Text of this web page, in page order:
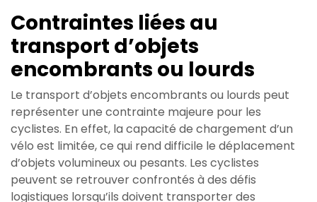
Contraintes liées au
transport d’objets
encombrants ou lourds
Le transport d’objets encombrants ou lourds peut
représenter une contrainte majeure pour les
cyclistes. En effet, la capacité de chargement d’un
vélo est limitée, ce qui rend difficile le déplacement
d’objets volumineux ou pesants. Les cyclistes
peuvent se retrouver confrontés à des défis
logistiques lorsqu’ils doivent transporter des